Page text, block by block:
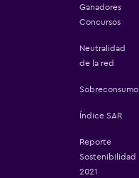
Ganadores
Concursos
Neutralidad
de la red
Sobreconsumo
Índice SAR
Reporte
Sostenibilidad
2021